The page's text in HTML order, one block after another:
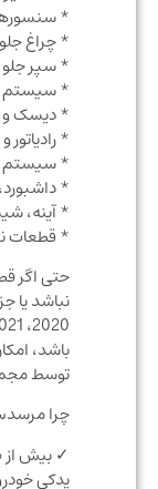
* سنسورها و
* چراغ جلو LED و چراغ عقب
* سپر جلو و
* سیستم
* دیسک و لنت
* رادیاتور و
* سیستم
* داشبورد،
* آینه، شیشه
* قطعات
حتی اگر قطعه
نباشد یا جزو
باشد، امکان
توسط مجموعه
چرا مرسدس
✓
یدکی خودروهای